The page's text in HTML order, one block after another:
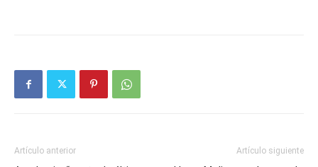
Artículo anterior Artículo siguiente